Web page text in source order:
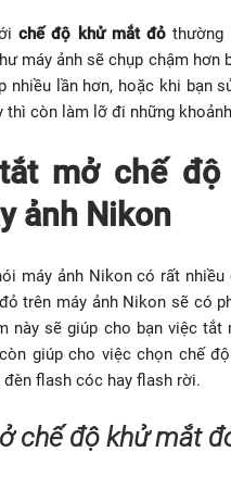
chế độ khử mắt đỏ thường
máy ảnh sẽ chụp chậm hơn
nhiều lần hơn, hoặc khi bạn
thì còn làm lỡ đi những
mở chế
ảnh Nikon
máy ảnh Nikon có rất nhiều
trên máy ảnh Nikon sẽ có
này sẽ giúp cho bạn việc tắt
giúp cho việc chọn chế
flash cóc hay flash rời.
chế độ khử mắt